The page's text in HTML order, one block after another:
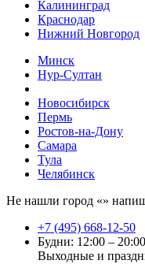
Калининград
Краснодар
Нижний Новгород
Минск
Нур-Султан
Новосибирск
Пермь
Ростов-на-Дону
Самара
Тула
Челябинск
Не нашли город «»
+7 (495) 668-12-50
Будни: 12:00 – 20:00
Выходные и